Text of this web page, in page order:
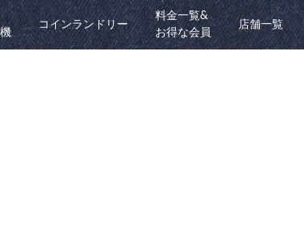
コインランドリー
料金一覧&
お得な会員
店舗一覧